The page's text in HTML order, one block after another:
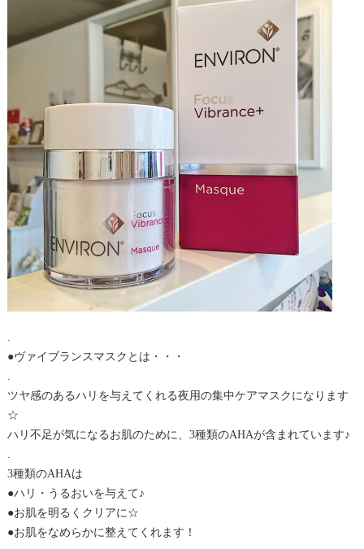
.
●ヴァイブランスマスクとは・・・
.
ツヤ感のあるハリを与えてくれる夜用の集中ケアマスクになります
☆
ハリ不足が気になるお肌のために、3種類のAHAが含まれています♪
.
3種類のAHAは
●ハリ・うるおいを与えて♪
●お肌を明るくクリアに☆
●お肌をなめらかに整えてくれます！